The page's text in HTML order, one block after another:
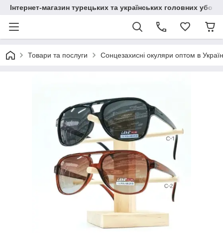
Інтернет-магазин турецьких та українських головних
Товари та послуги Сонцезахисні окуляри оптом в